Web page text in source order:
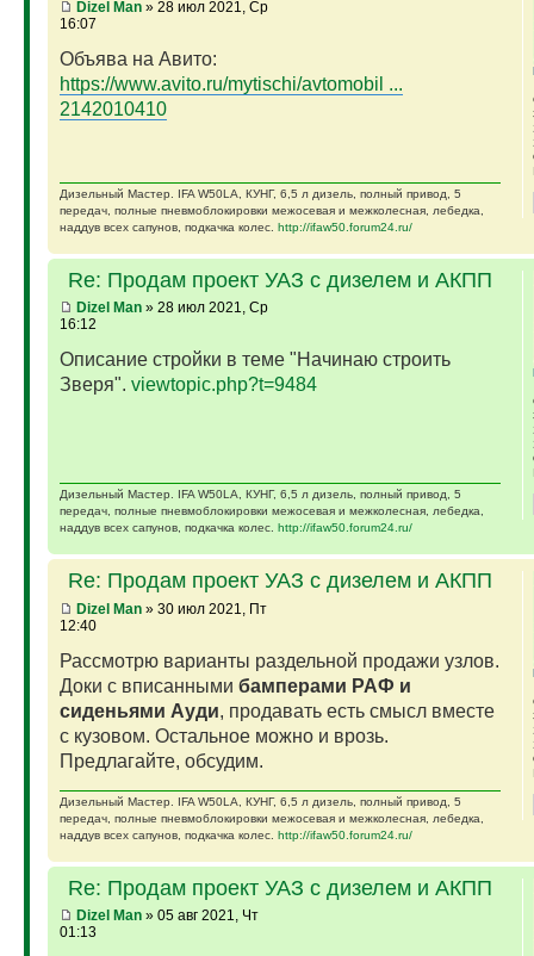
Dizel Man» 28 июл 2021, Ср
16:07
Объява на Авито:
https://www.avito.ru/mytischi/avtomobil ...
2142010410
Дизельный Мастер. IFA W50LA, КУНГ, 6,5 л дизель, полный привод, 5
передач, полные пневмоблокировки межосевая и межколесная, лебедка,
наддув всех сапунов, подкачка колес. http://ifaw50.forum24.ru/
Re: Продам проект УАЗ с дизелем и АКПП
Dizel Man» 28 июл 2021, Ср
16:12
Описание стройки в теме "Начинаю строить
Зверя". viewtopic.php?t=9484
Дизельный Мастер. IFA W50LA, КУНГ, 6,5 л дизель, полный привод, 5
передач, полные пневмоблокировки межосевая и межколесная, лебедка,
наддув всех сапунов, подкачка колес. http://ifaw50.forum24.ru/
Re: Продам проект УАЗ с дизелем и АКПП
Dizel Man» 30 июл 2021, Пт
12:40
Рассмотрю варианты раздельной продажи узлов.
Доки с вписанными бамперами РАФ и
сиденьями Ауди, продавать есть смысл вместе
с кузовом. Остальное можно и врозь.
Предлагайте, обсудим.
Дизельный Мастер. IFA W50LA, КУНГ, 6,5 л дизель, полный привод, 5
передач, полные пневмоблокировки межосевая и межколесная, лебедка,
наддув всех сапунов, подкачка колес. http://ifaw50.forum24.ru/
Re: Продам проект УАЗ с дизелем и АКПП
Dizel Man» 05 авг 2021, Чт
01:13